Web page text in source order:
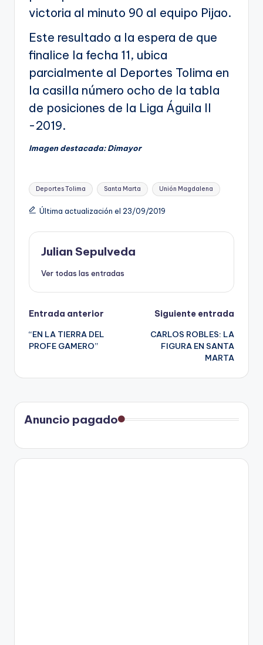
victoria al minuto 90 al equipo Pijao.
Este resultado a la espera de que
finalice la fecha 11, ubica
parcialmente al Deportes Tolima en
la casilla número ocho de la tabla
de posiciones de la Liga Águila II
-2019.
Imagen destacada: Dimayor
Etiquetas:
Deportes Tolima Santa Marta Unión Magdalena
Última actualización el 23/09/2019
Julian Sepulveda
Ver todas las entradas
Navegación
de
Entrada anterior
“EN LA TIERRA DEL
PROFE GAMERO”
Siguiente entrada
CARLOS ROBLES: LA
FIGURA EN SANTA
MARTA
Anuncio pagado